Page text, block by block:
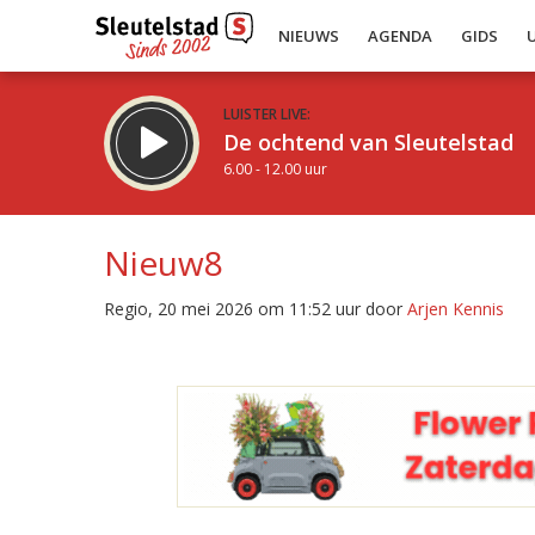
NIEUWS AGENDA GIDS
LUISTER LIVE:
De ochtend van Sleutelstad
6.00 - 12.00 uur
Nieuw8
Regio, 20 mei 2026 om 11:52 uur door Arjen Kennis